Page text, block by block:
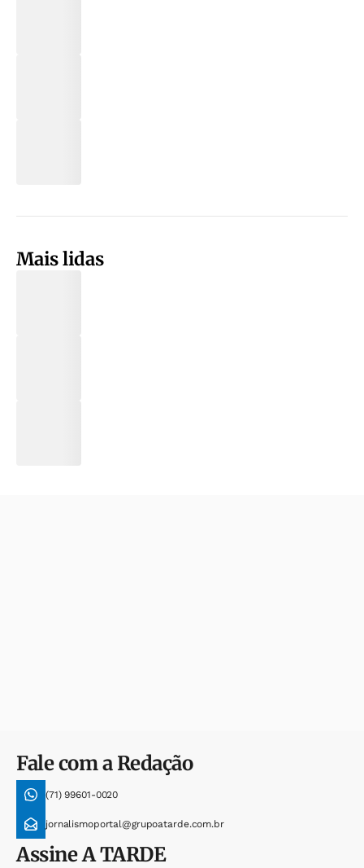
Mais lidas
Fale com a Redação
(71) 99601-0020
jornalismoportal@grupoatarde.com.br
AssineA TARDE